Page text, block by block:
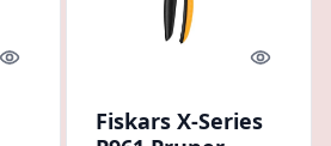
Quick look Quick
Fiskars X-Series